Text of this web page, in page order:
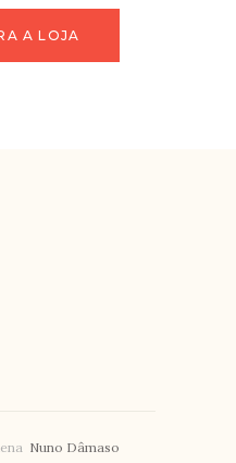
A LOJA
Nuno Dâmaso